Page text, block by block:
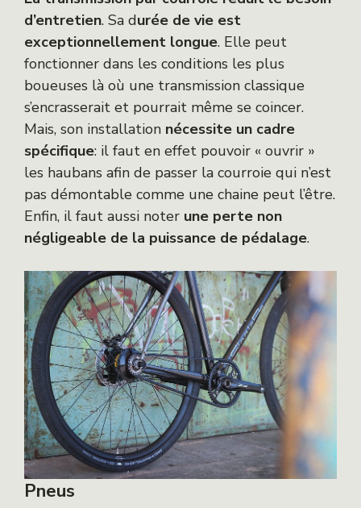
d’entretien. Sa durée de vie est
exceptionnellement longue. Elle peut
fonctionner dans les conditions les plus
boueuses là où une transmission classique
s’encrasserait et pourrait même se coincer.
Mais, son installation nécessite un cadre
spécifique: il faut en effet pouvoir « ouvrir »
les haubans afin de passer la courroie qui n’est
pas démontable comme une chaine peut l’être.
Enfin, il faut aussi noter une perte non
négligeable de la puissance de pédalage.
Pneus